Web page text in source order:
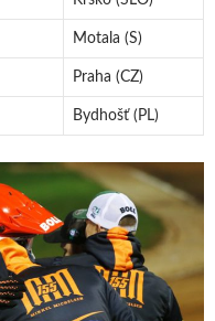
Motala (S)
Praha (CZ)
Bydhošť (PL)